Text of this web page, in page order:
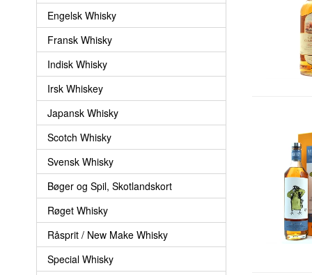
Engelsk Whisky
Fransk Whisky
Indisk Whisky
Irsk Whiskey
Japansk Whisky
Scotch Whisky
Svensk Whisky
Bøger og Spil, Skotlandskort
Røget Whisky
Råsprit / New Make Whisky
Special Whisky